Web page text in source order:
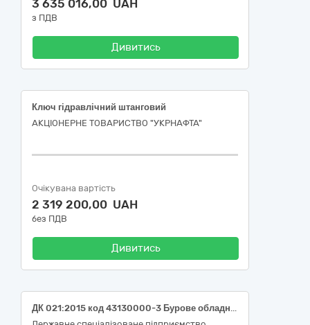
3 635 016,00 UAH
з ПДВ
Дивитись
Ключ гідравлічний штанговий
АКЦІОНЕРНЕ ТОВАРИСТВО "УКPНAФТА"
Очікувана вартість
2 319 200,00 UAH
без ПДВ
Дивитись
ДК 021:2015 код 43130000-3 Бурове обладнання (Коронки алмазні)